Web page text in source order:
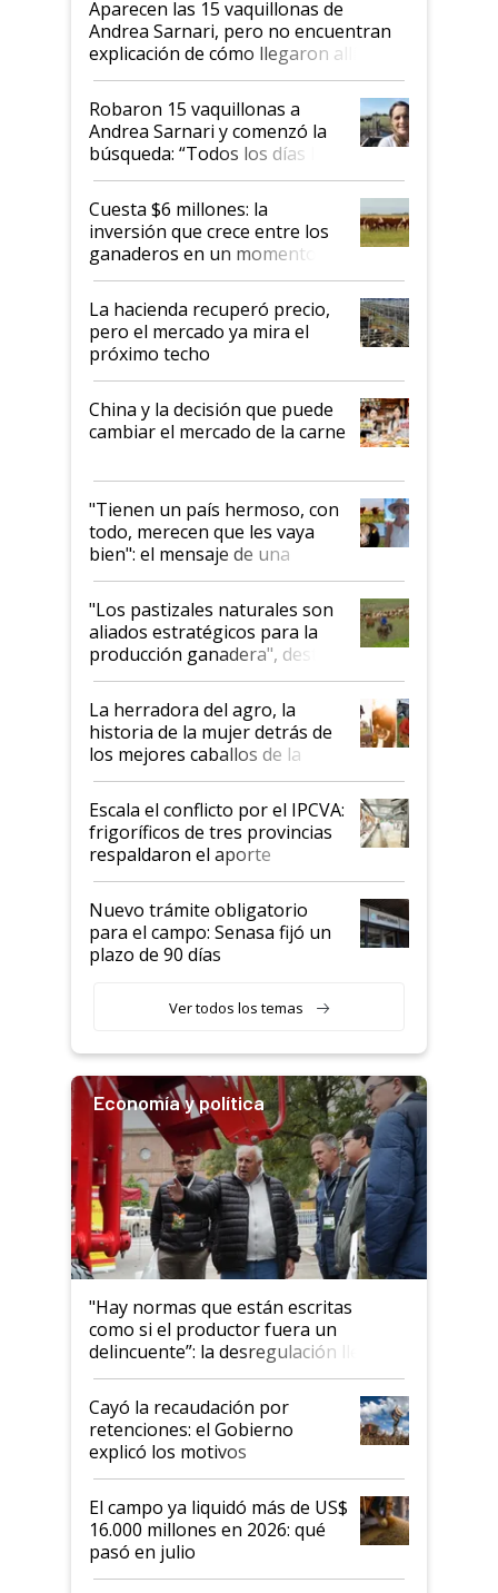
Aparecen las 15 vaquillonas de
Andrea Sarnari, pero no encuentran
explicación de cómo llegaron allí
Robaron 15 vaquillonas a
Andrea Sarnari y comenzó la
búsqueda: “Todos los días le
toca a algún productor”
Cuesta $6 millones: la
inversión que crece entre los
ganaderos en un momento
histórico para la actividad
La hacienda recuperó precio,
pero el mercado ya mira el
próximo techo
China y la decisión que puede
cambiar el mercado de la carne
"Tienen un país hermoso, con
todo, merecen que les vaya
bien": el mensaje de una
ganadera uruguaya sobre las
oportunidades que se abren
para el agro en Argentina, con
foco en la carne
"Los pastizales naturales son
aliados estratégicos para la
producción ganadera", destaca
la iniciativa que ya reúne a 46
establecimientos en Argentina
La herradora del agro, la
historia de la mujer detrás de
los mejores caballos de la
Argentina y los mitos que
todavía hacen sufrir a estos
animales: "Mientras me
descalificaban, yo seguí
haciendo currículum"
Escala el conflicto por el IPCVA:
frigoríficos de tres provincias
respaldaron el aporte
obligatorio
Nuevo trámite obligatorio
para el campo: Senasa fijó un
plazo de 90 días
Ver todos los temas
Economía y política
"Hay normas que están escritas
como si el productor fuera un
delincuente”: la desregulación llegó
al Congreso Aapresid y hasta se
habló del financiamiento al IPCVA
Cayó la recaudación por
retenciones: el Gobierno
explicó los motivos
El campo ya liquidó más de US$
16.000 millones en 2026: qué
pasó en julio